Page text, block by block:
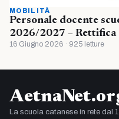
MOBILITÀ
Personale docente
2026/2027 – Rettifica
16 Giugno 2026 · 925 letture
La scuola catanese in rete dal